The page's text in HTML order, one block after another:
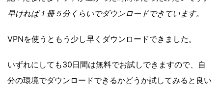
早ければ１冊５分くらいでダウンロードできています。
VPNを使うともう少し早くダウンロードできました。
いずれにしても30日間は無料でお試しできますので、自
分の環境でダウンロードできるかどうか試してみると良い